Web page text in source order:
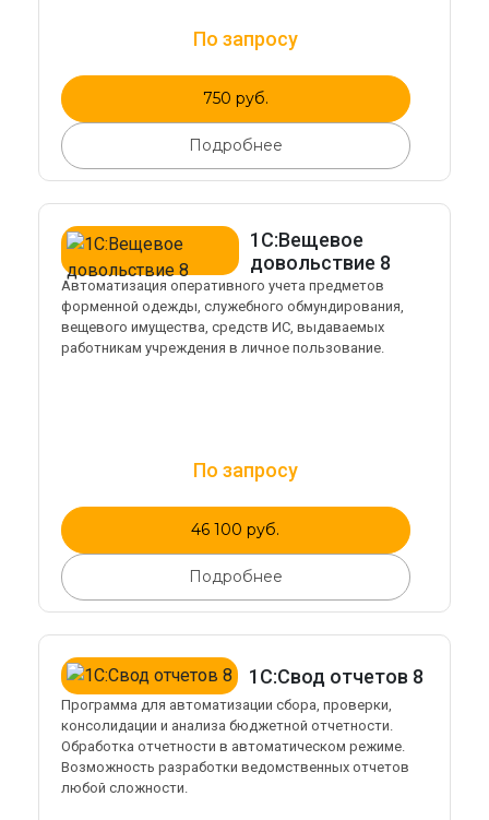
По запросу
750 руб.
Подробнее
1С:Вещевое
довольствие 8
Автоматизация оперативного учета предметов
форменной одежды, служебного обмундирования,
вещевого имущества, средств ИС, выдаваемых
работникам учреждения в личное пользование.
По запросу
46 100 руб.
Подробнее
1С:Свод отчетов 8
Программа для автоматизации сбора, проверки,
консолидации и анализа бюджетной отчетности.
Обработка отчетности в автоматическом режиме.
Возможность разработки ведомственных отчетов
любой сложности.